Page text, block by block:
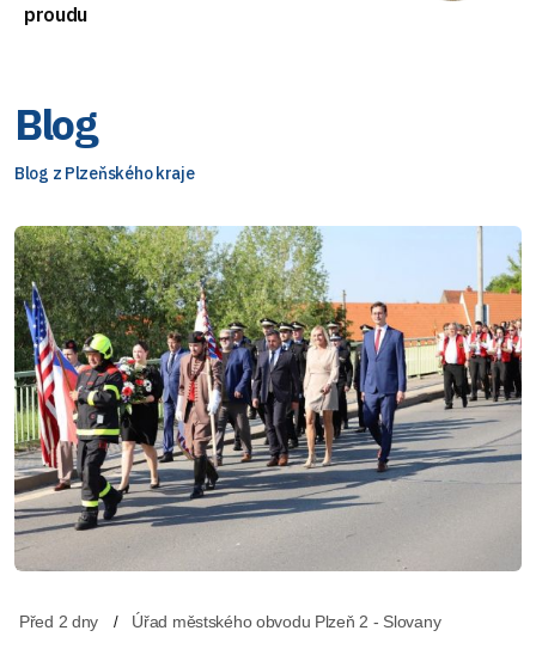
proudu
Blog
Blog z Plzeňského kraje
Před 2 dny Úřad městského obvodu Plzeň 2 - Slovany